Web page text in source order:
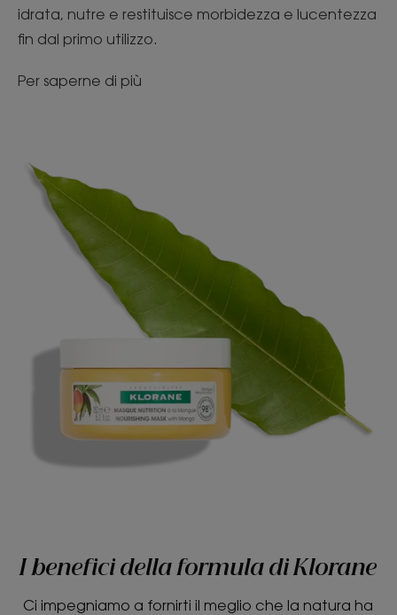
idrata, nutre e restituisce morbidezza e lucentezza
fin dal primo utilizzo.
Per saperne di più
I benefici della formula di Klorane
Ci impegniamo a fornirti il meglio che la natura ha